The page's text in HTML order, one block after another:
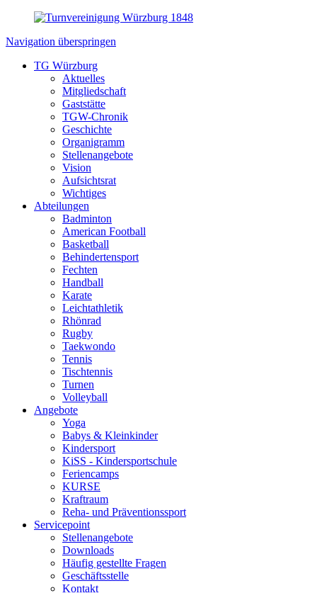
Navigation überspringen
TG Würzburg
Aktuelles
Mitgliedschaft
Gaststätte
TGW-Chronik
Geschichte
Organigramm
Stellenangebote
Vision
Aufsichtsrat
Wichtiges
Abteilungen
Badminton
American Football
Basketball
Behindertensport
Fechten
Handball
Karate
Leichtathletik
Rhönrad
Rugby
Taekwondo
Tennis
Tischtennis
Turnen
Volleyball
Angebote
Yoga
Babys & Kleinkinder
Kindersport
KiSS - Kindersportschule
Feriencamps
KURSE
Kraftraum
Reha- und Präventionssport
Servicepoint
Stellenangebote
Downloads
Häufig gestellte Fragen
Geschäftsstelle
Kontakt